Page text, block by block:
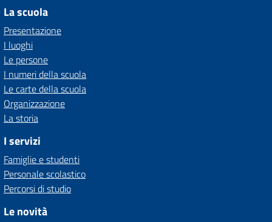
La scuola
Presentazione
I luoghi
Le persone
I numeri della scuola
Le carte della scuola
Organizzazione
La storia
I servizi
Famiglie e studenti
Personale scolastico
Percorsi di studio
Le novità